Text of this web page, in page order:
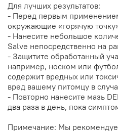
Для лучших результатов:
- Перед первым
окружающие «горячую
- Нанесите небольшое
Salve непосредственно на
- Защитите обработанный
например, носком или
содержит вредных или
вред вашему питомцу в
- Повторно нанесите мазь
два раза в день, пока
Примечание: Мы